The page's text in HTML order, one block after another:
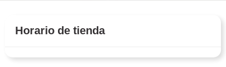
Horario de tienda